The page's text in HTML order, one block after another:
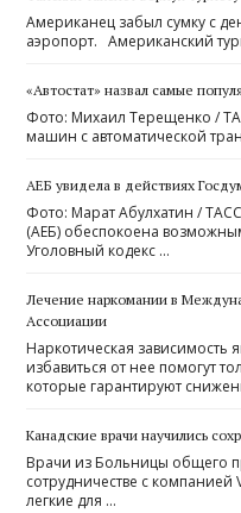
Американец забыл сумку с
аэропорт. Американский
«Автостат» назвал самые
Фото: Михаил Терещенко /
машин с автоматической
АЕБ увидела в действиях
Фото: Марат Абулхатин /
(АЕБ) обеспокоена
Уголовный кодекс …
Лечение наркомании в
Ассоциации
Наркотическая
избавиться от нее помогут
которые гарантируют
Канадские врачи научились
Врачи из Больницы общего
сотрудничестве с компанией
легкие для …